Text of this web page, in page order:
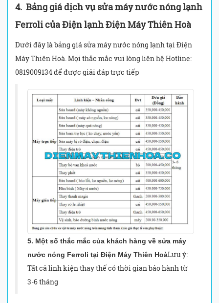
4. Bảng giá dịch vụ sửa máy nước nóng lạnh
Ferroli của Điện lạnh Điện Máy Thiên Hoà
Dưới đây là bảng giá sửa máy nước nóng lạnh tại Điện
Máy Thiên Hoà. Mọi thắc mắc vui lòng liên hệ Hotline:
0819009134 để được giải đáp trực tiếp
5. Một số thắc mắc của khách hàng về sửa máy
nước nóng Ferroli tại Điện Máy Thiên HoàLưu ý:
Tất cả linh kiện thay thế có thời gian bảo hành từ
3-6 tháng